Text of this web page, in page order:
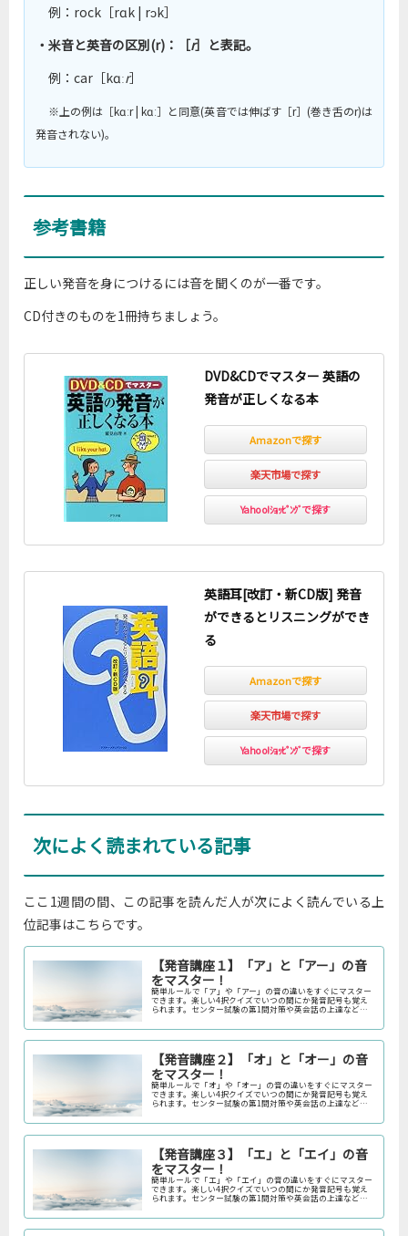
例：rock［rɑk | rɔk］
・米音と英音の区別(r)：［r］と表記。
例：car［kɑːr］
※上の例は［kɑːr | kɑː］と同意(英音では伸ばす［r］(巻き舌のr)は
発音されない)。
参考書籍
正しい発音を身につけるには音を聞くのが一番です。
CD付きのものを1冊持ちましょう。
DVD&CDでマスター 英語の
発音が正しくなる本
Amazonで探す
楽天市場で探す
Yahoo!ｼｮｯﾋﾟﾝｸﾞで探す
英語耳[改訂・新CD版] 発音
ができるとリスニングができ
る
Amazonで探す
楽天市場で探す
Yahoo!ｼｮｯﾋﾟﾝｸﾞで探す
次によく読まれている記事
ここ1週間の間、この記事を読んだ人が次によく読んでいる上
位記事はこちらです。
【発音講座１】「ア」と「アー」の音
をマスター！
簡単ルールで「ア」や「アー」の音の違いをすぐにマスター
できます。楽しい4択クイズでいつの間にか発音記号も覚え
られます。センター試験の第1問対策や英会話の上達などに
【発音講座２】「オ」と「オー」の音
をマスター！
簡単ルールで「オ」や「オー」の音の違いをすぐにマスター
できます。楽しい4択クイズでいつの間にか発音記号も覚え
られます。センター試験の第1問対策や英会話の上達などに
【発音講座３】「エ」と「エイ」の音
をマスター！
簡単ルールで「エ」や「エイ」の音の違いをすぐにマスター
できます。楽しい4択クイズでいつの間にか発音記号も覚え
られます。センター試験の第1問対策や英会話の上達などに